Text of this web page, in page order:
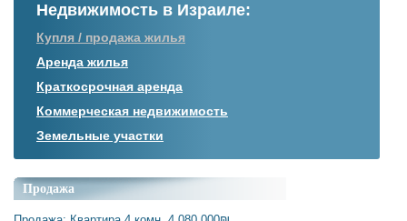
Недвижимость в Израиле:
Купля / продажа жилья
Аренда жилья
Краткосрочная аренда
Коммерческая недвижимость
Земельные участки
Продажа